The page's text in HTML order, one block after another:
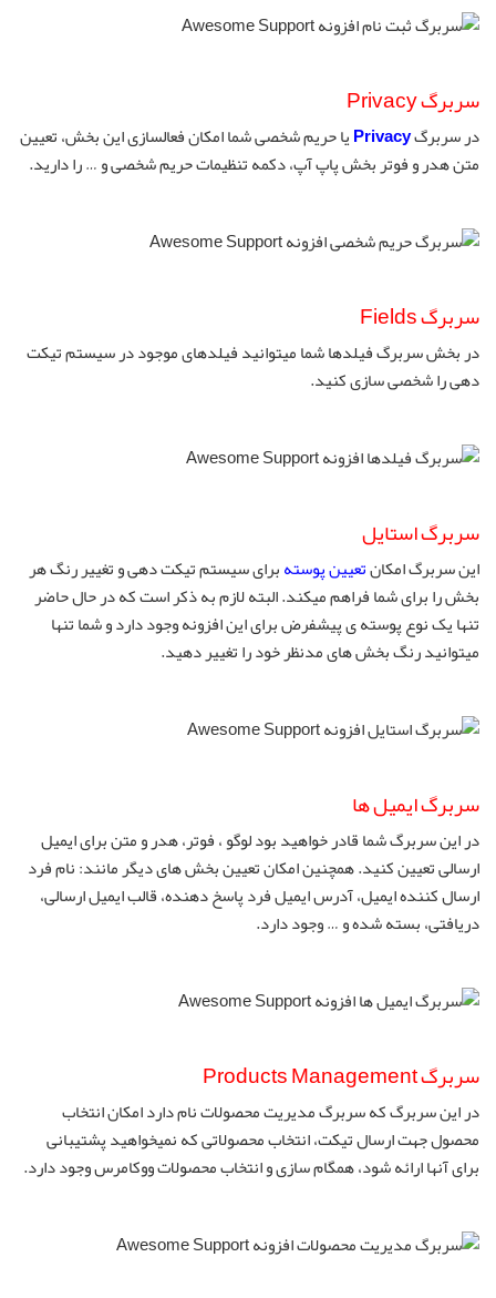
سربرگ Privacy
در سربرگPrivacyیا حریم شخصی شما امکان فعالسازی این بخش، تعیین
متن هدر و فوتر بخش پاپ آپ، دکمه تنظیمات حریم شخصی و … را دارید.
سربرگ Fields
در بخش سربرگ فیلدها شما میتوانید فیلدهای موجود در سیستم تیکت
دهی را شخصی سازی کنید.
سربرگ استایل
این سربرگ امکانتعیین پوستهبرای سیستم تیکت دهی و تغییر رنگ هر
بخش را برای شما فراهم میکند. البته لازم به ذکر است که در حال حاضر
تنها یک نوع پوسته ی پیشفرض برای این افزونه وجود دارد و شما تنها
میتوانید رنگ بخش های مدنظر خود را تغییر دهید.
سربرگ ایمیل ها
در این سربرگ شما قادر خواهید بود لوگو ، فوتر، هدر و متن برای ایمیل
ارسالی تعیین کنید. همچنین امکان تعیین بخش های دیگر مانند: نام فرد
ارسال کننده ایمیل، آدرس ایمیل فرد پاسخ دهنده، قالب ایمیل ارسالی،
دریافتی، بسته شده و … وجود دارد.
سربرگ Products Management
در این سربرگ که سربرگ مدیریت محصولات نام دارد امکان انتخاب
محصول جهت ارسال تیکت، انتخاب محصولاتی که نمیخواهید پشتیبانی
برای آنها ارائه شود، همگام سازی و انتخاب محصولات ووکامرس وجود دارد.